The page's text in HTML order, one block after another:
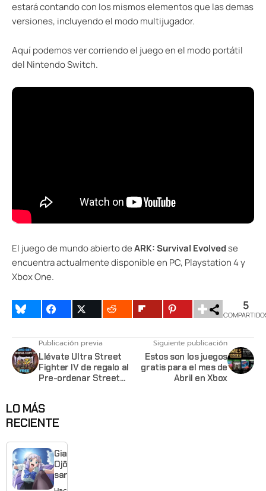
estará contando con los mismos elementos que las demas
versiones, incluyendo el modo multijugador.
Aquí podemos ver corriendo el juego en el modo portátil
del Nintendo Switch.
El juego de mundo abierto deARK: Survival Evolvedse
encuentra actualmente disponible en PC, Playstation 4 y
Xbox One.
5
Publicación previa
Llévate Ultra Street
Fighter IV de regalo al
Pre-ordenar Street
PS4 o XB1
Siguiente publicación
Estos son los juegos
gratis para el mes de
Abril en Xbox
LO MÁS
RECIENTE
Giant
Ojō-
sama
revela